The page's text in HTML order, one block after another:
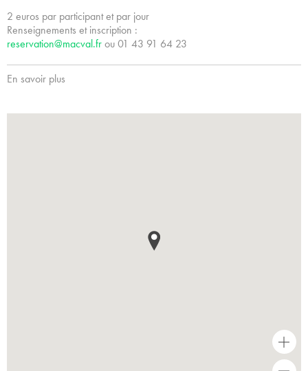
2 euros par participant et par jour
Renseignements et inscription :
reservation@macval.frou 01 43 91 64 23
En savoir plus
+